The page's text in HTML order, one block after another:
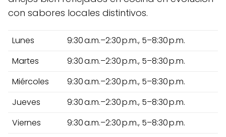
con sabores locales distintivos.
Lunes
9:30 a.m.–2:30 p.m., 5–8:30 p.m.
Martes
9:30 a.m.–2:30 p.m., 5–8:30 p.m.
Miércoles
9:30 a.m.–2:30 p.m., 5–8:30 p.m.
Jueves
9:30 a.m.–2:30 p.m., 5–8:30 p.m.
Viernes
9:30 a.m.–2:30 p.m., 5–8:30 p.m.